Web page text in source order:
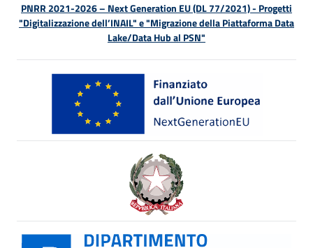
PNRR 2021-2026 – Next Generation EU (DL 77/2021) - Progetti
"Digitalizzazione dell’INAIL" e "Migrazione della Piattaforma Data
Lake/Data Hub al PSN"